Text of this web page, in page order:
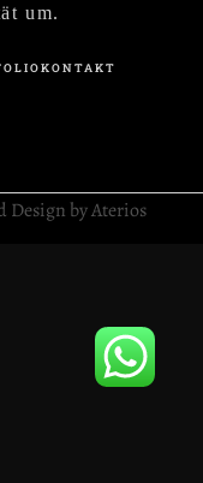
um.
KONTAKT
Design by Aterios